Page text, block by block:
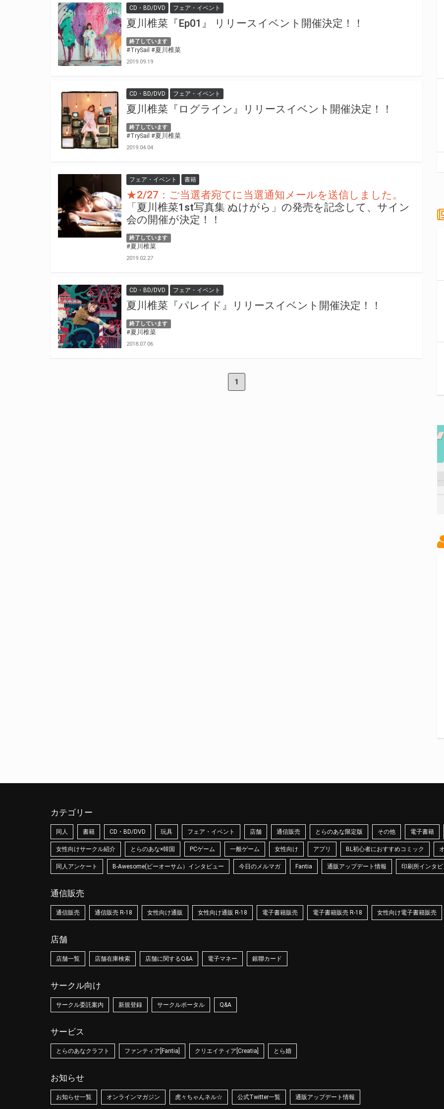
CD・BD/DVD フェア・イベント
夏川椎菜『Ep01』 リリースイベント開催決定！！
終了しています
#TrySail #夏川椎菜
2019.09.19
CD・BD/DVD フェア・イベント
夏川椎菜『ログライン』リリースイベント開催決定！！
終了しています
#TrySail #夏川椎菜
2019.04.04
フェア・イベント 書籍
★2/27：ご当選者宛てに当選通知メールを送信しました。
「夏川椎菜1st写真集 ぬけがら」の発売を記念して、サイン
会の開催が決定！！
終了しています
#夏川椎菜
2019.02.27
CD・BD/DVD フェア・イベント
夏川椎菜『パレイド』リリースイベント開催決定！！
終了しています
#夏川椎菜
2018.07.06
1
カテゴリー
同人 書籍 CD・BD/DVD 玩具 フェア・イベント 店舗 通信販売 とらのあな限定版 その他 電子書籍
女性向けサークル紹介 とらのあな×韓国 PCゲーム 一般ゲーム 女性向け アプリ BL初心者におすすめコミック
同人アンケート B-Awesome(ビーオーサム）インタビュー 今日のメルマガ Fantia 通販アップデート情報 印刷所インタ
通信販売
通信販売 通信販売 R-18 女性向け通販 女性向け通販 R-18 電子書籍販売 電子書籍販売 R-18 女性向け電子書籍販売
店舗
店舗一覧 店舗在庫検索 店舗に関するQ&A 電子マネー 銀聯カード
サークル向け
サークル委託案内 新規登録 サークルポータル Q&A
サービス
とらのあなクラフト ファンティア[Fantia] クリエイティア[Creatia] とら婚
お知らせ
お知らせ一覧 オンラインマガジン 虎々ちゃんネル☆ 公式Twitter一覧 通販アップデート情報